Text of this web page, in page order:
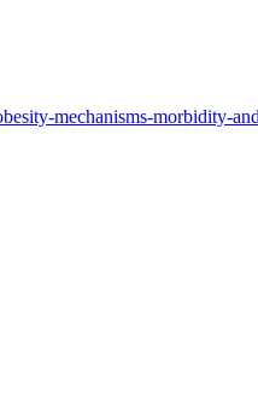
mechanisms-morbidity-